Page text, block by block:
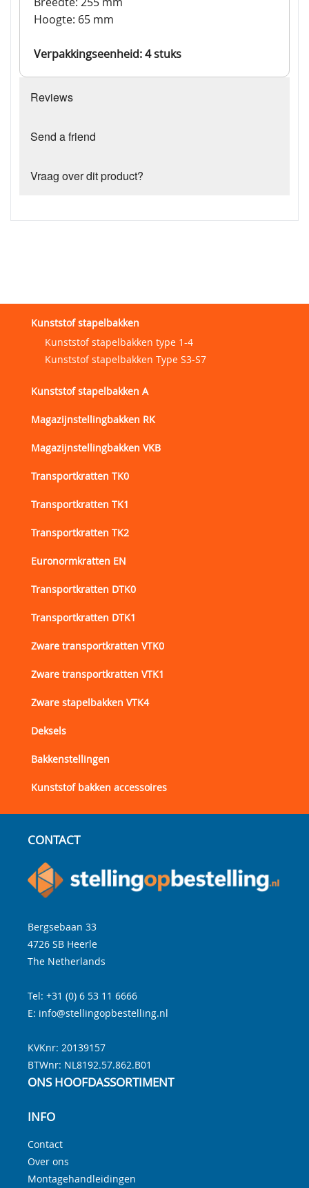
Hoogte: 65 mm
Verpakkingseenheid: 4 stuks
Reviews
Send a friend
Vraag over dit product?
Kunststof stapelbakken
Kunststof stapelbakken type 1-4
Kunststof stapelbakken Type S3-S7
Kunststof stapelbakken A
Magazijnstellingbakken RK
Magazijnstellingbakken VKB
Transportkratten TK0
Transportkratten TK1
Transportkratten TK2
Euronormkratten EN
Transportkratten DTK0
Transportkratten DTK1
Zware transportkratten VTK0
Zware transportkratten VTK1
Zware stapelbakken VTK4
Deksels
Bakkenstellingen
Kunststof bakken accessoires
CONTACT
Bergsebaan 33
4726 SB Heerle
The Netherlands
Tel: +31 (0) 6 53 11 6666
E: info@stellingopbestelling.nl
KVKnr: 20139157
BTWnr: NL8192.57.862.B01
ONS HOOFDASSORTIMENT
INFO
Contact
Over ons
Montagehandleidingen